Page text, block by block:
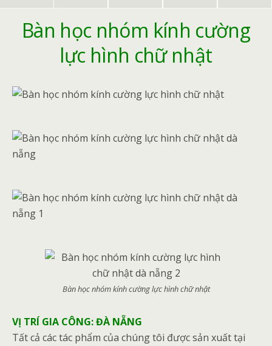
Bàn học nhóm kính cường
lực hình chữ nhật
Bàn học nhóm kính cường lực hình chữ nhật
VỊ TRÍ GIA CÔNG: ĐÀ NẴNG
Tất cả các tác phẩm của chúng tôi được sản xuất tại